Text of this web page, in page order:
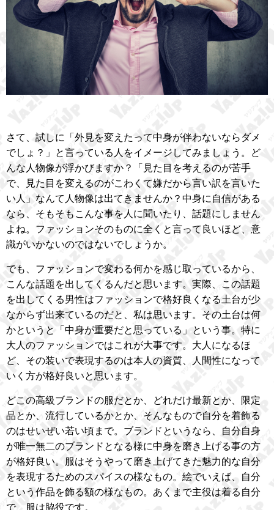
さて、試しに「外見を変えたって中身が伴わないならダメ
でしょ？」と言っている人をイメージしてみましょう。ど
んな人物像が浮かびますか？「見た目を考えるのが苦手
で、見た目を変えるのがこわくて嫌だから言い訳を言いた
い人」なんて人物像は出てきませんか？中身に自信がある
なら、そもそもこんな事を人に聞いたり、話題にしません
よね。ファッションそのものに全くと言って良いほど、意
識がいかないのではないでしょうか。
でも、ファッションで変わる何かを感じ取っているから、
こんな話題を出してくるんだと思います。実際、この話題
を出してくる男性はファッションで格好良くなる土台が少
なからず出来ているのだと、私は思います。その土台は何
かというと「中身が重要だと思っている」という事。特に
大人のファッションではこれが大事です。大人になるほ
ど、その装いで表現するのは本人の資質、人間性になって
いく方が格好良いと思います。
どこの高級ブランドの服だとか、どれだけ最新とか、限定
品とか、流行しているかとか、そんなもので自分を着飾る
のはせいぜい若い頃まで。ブランドというなら、自分自身
が唯一無二のブランドとなる様に中身を磨き上げる事の方
が格好良い。服はそうやって磨き上げてきた魅力的な自分
を表現するためのスパイスの様なもの。絵でいえば、自分
という作品を飾る額の様なもの。あくまで主役は着る自分
で、服は脇役です。